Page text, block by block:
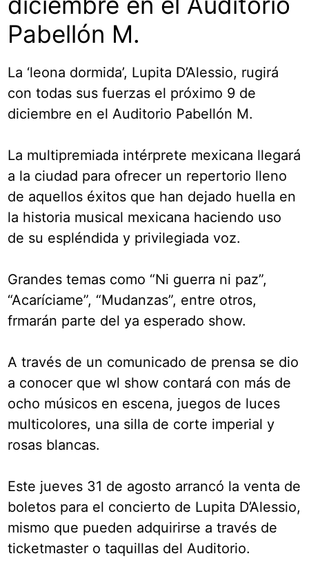
Pabellón M.
La ‘leona dormida’, Lupita D’Alessio, rugirá
con todas sus fuerzas el próximo 9 de
diciembre en el Auditorio Pabellón M.
La multipremiada intérprete mexicana llegará
a la ciudad para ofrecer un repertorio lleno
de aquellos éxitos que han dejado huella en
la historia musical mexicana haciendo uso
de su espléndida y privilegiada voz.
Grandes temas como “Ni guerra ni paz”,
“Acaríciame”, “Mudanzas”, entre otros,
frmarán parte del ya esperado show.
A través de un comunicado de prensa se dio
a conocer que wl show contará con más de
ocho músicos en escena, juegos de luces
multicolores, una silla de corte imperial y
rosas blancas.
Este jueves 31 de agosto arrancó la venta de
boletos para el concierto de Lupita D’Alessio,
mismo que pueden adquirirse a través de
ticketmaster o taquillas del Auditorio.